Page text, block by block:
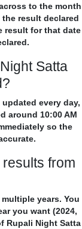
to the month
result declared
result for that date
Satta
every day,
around 10:00 AM
so the
from
years. You
you want (2024,
Rupali Night Satta